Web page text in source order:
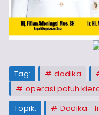
Tag: dadika
operasi patuh
Topik:
Dadika -